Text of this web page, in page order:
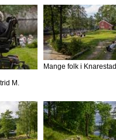
M.
Mange folk i Knarestad